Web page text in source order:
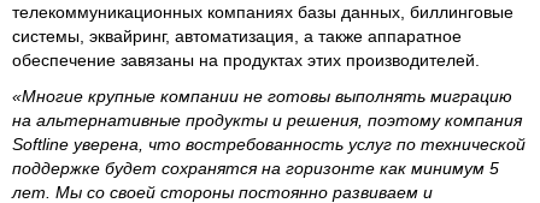
телекоммуникационных компаниях базы данных, биллинговые
системы, эквайринг, автоматизация, а также аппаратное
обеспечение завязаны на продуктах этих производителей.
«Многие крупные компании не готовы выполнять миграцию
на альтернативные продукты и решения, поэтому компания
Softline уверена, что востребованность услуг по технической
поддержке будет сохранятся на горизонте как минимум 5
лет. Мы со своей стороны постоянно развиваем и